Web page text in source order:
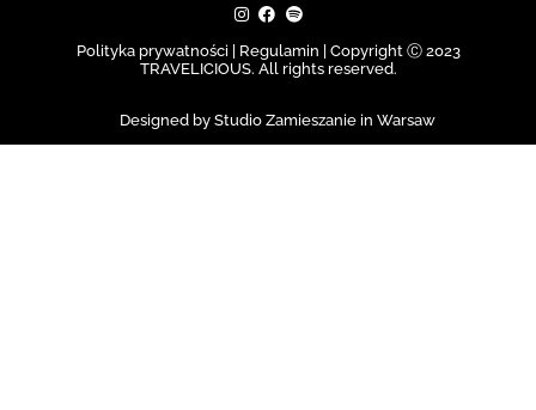
Polityka prywatności | Regulamin | Copyright Ⓒ 2023
TRAVELICIOUS. All rights reserved.
Designed by Studio Zamieszanie in Warsaw